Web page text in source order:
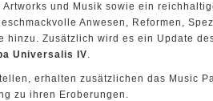
und Musik sowie ein
Anwesen, Reformen,
hinzu. Zusätzlich wird es ein Update
Universalis IV.
erhalten zusätzlichen das Music
zu ihren Eroberungen.